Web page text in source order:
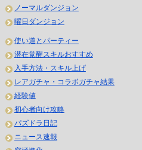
ノーマルダンジョン
曜日ダンジョン
使い道とパーティー
潜在覚醒スキルおすすめ
入手方法・スキル上げ
レアガチャ・コラボガチャ結果
経験値
初心者向け攻略
パズドラ日記
ニュース速報